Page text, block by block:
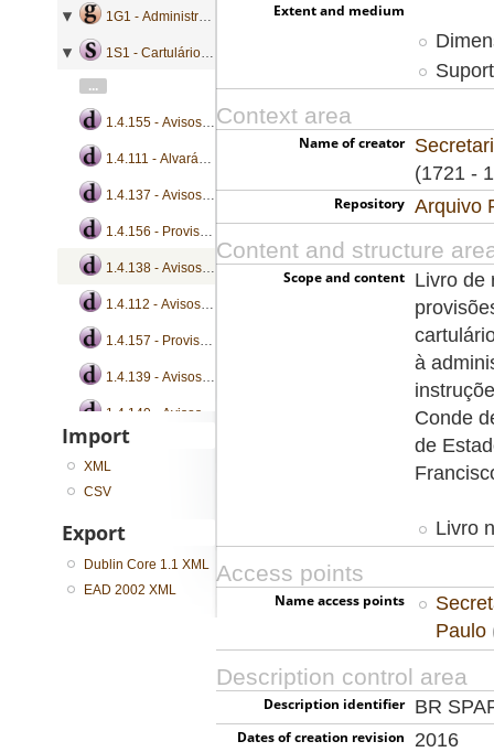
Extent and medium
Context area
Name of creator
(1721 -
Repository Arquivo
Content and structure
Scope and content
Livro de
à
Conde
de
Livro
Access points
Name access points
Paulo
Description control area
Description identifier BR
Dates of creation revision
2016
1G1 - Administração geral
1S1 - Cartulários de ordens
...
1.4.155 - Avisos, cartas régias e provisões
1.4.111 - Alvarás, avisos, bandos, certidões, ofícios, passaportes e provisões
1.4.137 - Avisos, cartas régias, instruções e provisões
1.4.156 - Provisões
1.4.138 - Avisos, cartas régias, instruções e provisões
1.4.112 - Avisos, cartas e instruções
1.4.157 - Provisões
1.4.139 - Avisos, cartas régias, instruções e provisões
1.4.140 - Avisos, cartas patente, cartas régias, instruções e provisões
...
Import
XML
CSV
Export
Dublin Core 1.1 XML
EAD 2002 XML